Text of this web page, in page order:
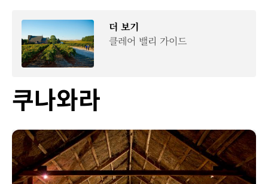
더 보기
클레어 밸리 가이드
쿠나와라